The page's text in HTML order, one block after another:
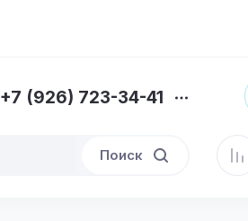
+7 (926) 723-34-41
Поиск